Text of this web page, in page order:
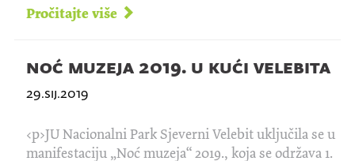
Pročitajte više
noć muzeja 2019. u kući velebita
29.sij.2019
<p>JU Nacionalni Park Sjeverni Velebit uključila se u
manifestaciju „Noć muzeja“ 2019., koja se održava 1.